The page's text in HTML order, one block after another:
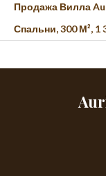
Продажа Вилла
Спальни, 300 М², 1